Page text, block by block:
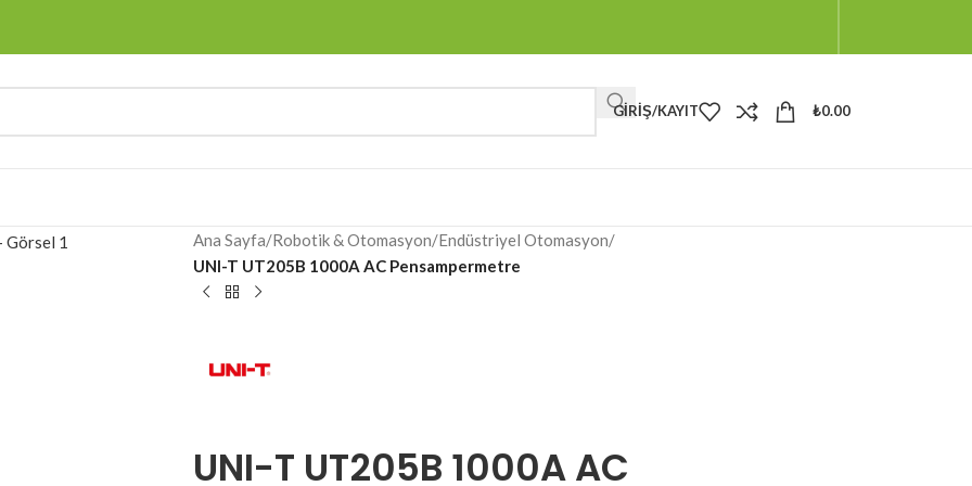
GIRIŞ/KAYIT ₺0.00
Ana Sayfa/Robotik & Otomasyon/Endüstriyel Otomasyon/
UNI-T UT205B 1000A AC Pensampermetre
UNI-T UT205B 1000A AC